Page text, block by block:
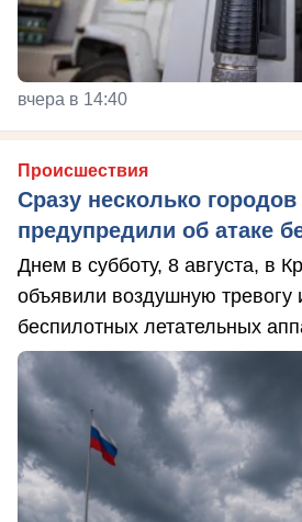
вчера в 14:40
Происшествия
Сразу несколько
предупредили об атаке
Днем в субботу, 8 августа, в
объявили воздушную тревогу
беспилотных летательных